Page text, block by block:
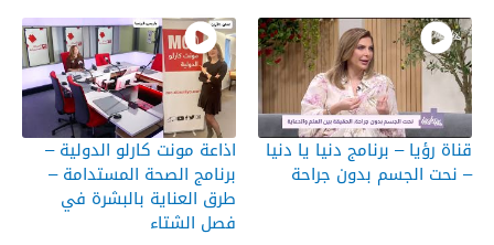
قناة رؤيا – برنامج دنيا يا دنيا
– نحت الجسم بدون جراحة
اذاعة مونت كارلو الدولية –
برنامج الصحة المستدامة –
طرق العناية بالبشرة في
فصل الشتاء